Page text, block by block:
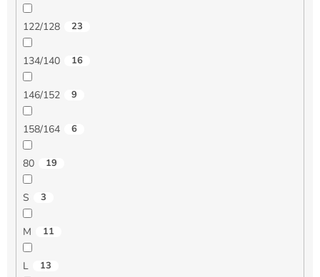
122/128 23
134/140 16
146/152 9
158/164 6
80 19
S 3
M 11
L 13